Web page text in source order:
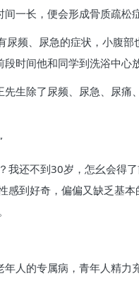
一长，便会形成骨质疏松
尿频、尿急的症状，小腹
时间他和同学到洗浴中
生除了尿频、尿急、尿痛
我还不到30岁，怎幺会得
感到好奇，偏偏又缺乏基
人的专属病，青年人精